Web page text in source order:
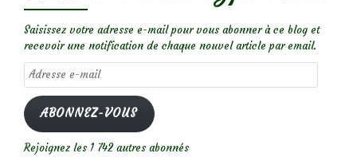
Saisissez votre adresse e-mail pour vous abonner à ce blog et
recevoir une notification de chaque nouvel article par email.
Adresse
e-
mail
ABONNEZ-VOUS
Rejoignez les 1 742 autres abonnés